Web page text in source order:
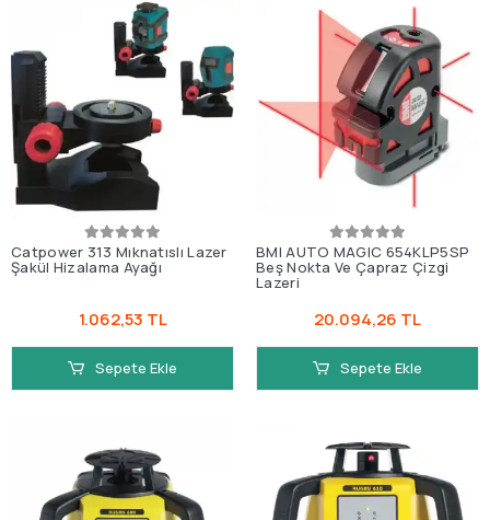
Catpower 313 Mıknatıslı Lazer
Şakül Hizalama Ayağı
1.062,53 TL
Sepete Ekle
BMI AUTO MAGIC 654KLP5SP
Beş Nokta Ve Çapraz Çizgi
Lazeri
20.094,26 TL
Sepete Ekle